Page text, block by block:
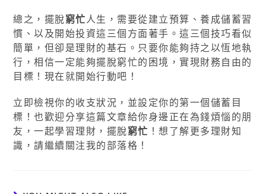
總之，擺脫窮忙人生，需要從建立預算、養成儲蓄習
慣、以及開始投資這三個方面著手。這三個技巧看似
簡單，但卻是理財的基石。只要你能夠持之以恆地執
行，相信一定能夠擺脫窮忙的困境，實現財務自由的
目標！現在就開始行動吧！
立即檢視你的收支狀況，並設定你的第一個儲蓄目
標！也歡迎分享這篇文章給你身邊正在為錢煩惱的朋
友，一起學習理財，擺脫窮忙 ！想了解更多理財知
識，請繼續關注我的部落格！